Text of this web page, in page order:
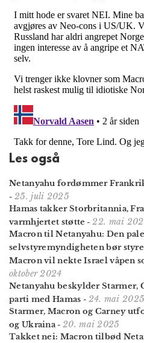
Les også
Netanyahu fordømmer
- 25. juli 2025
Hamas takker Stor­britannia,
varm­hjertet støtte -22. mai
Macron til Netanyahu: Den
selvstyremyndigheten bør styre
Macron vil nekte Israel våpen
oktober 2024
Netanyahu beskylder Starmer,
parti med Hamas - 24. mai 2025
Starmer, Macron og Carney
og Ukraina - 20. mai 2025
Takket nei: Macron tilbød